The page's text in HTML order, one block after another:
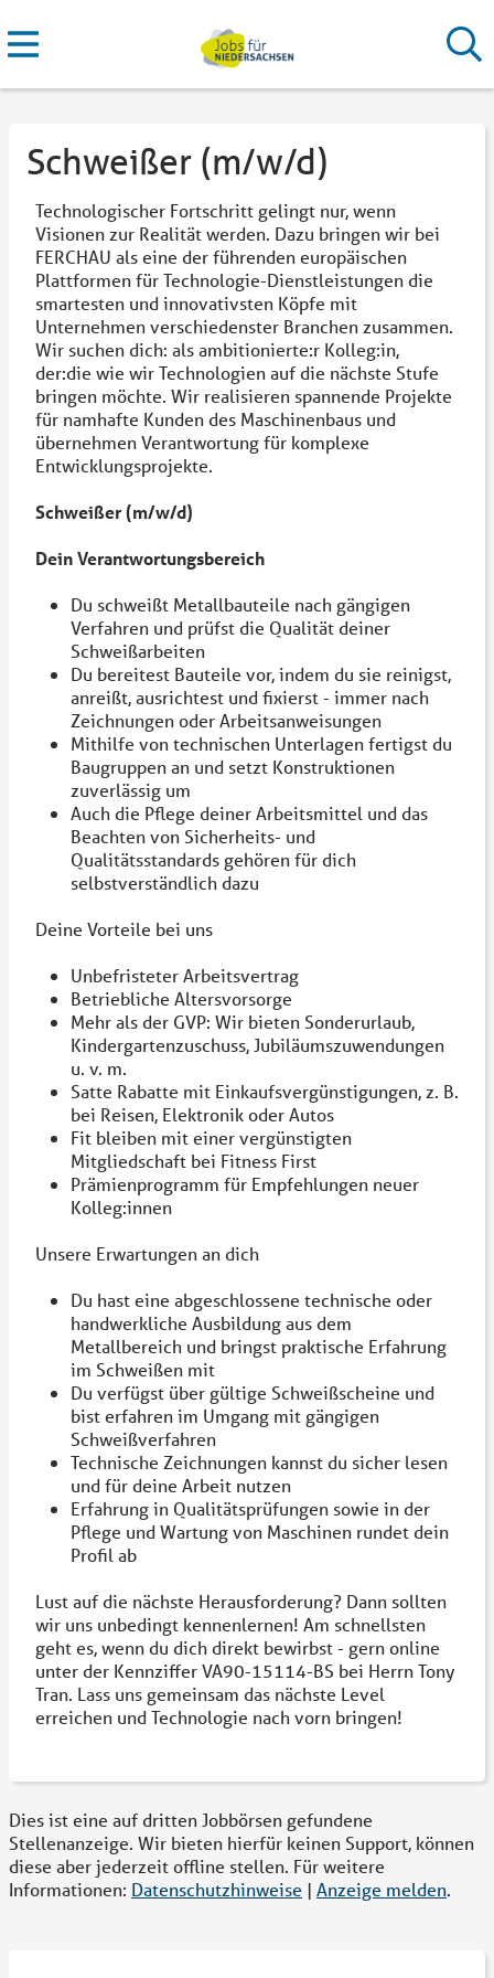
Schweißer (m/w/d)
Technologischer Fortschritt gelingt nur, wenn
Visionen zur Realität werden. Dazu bringen wir bei
FERCHAU als eine der führenden europäischen
Plattformen für Technologie-Dienstleistungen die
smartesten und innovativsten Köpfe mit
Unternehmen verschiedenster Branchen zusammen.
Wir suchen dich: als ambitionierte:r Kolleg:in,
der:die wie wir Technologien auf die nächste Stufe
bringen möchte. Wir realisieren spannende Projekte
für namhafte Kunden des Maschinenbaus und
übernehmen Verantwortung für komplexe
Entwicklungsprojekte.
Schweißer (m/w/d)
Dein Verantwortungsbereich
Du schweißt Metallbauteile nach gängigen
Verfahren und prüfst die Qualität deiner
Schweißarbeiten
Du bereitest Bauteile vor, indem du sie reinigst,
anreißt, ausrichtest und fixierst - immer nach
Zeichnungen oder Arbeitsanweisungen
Mithilfe von technischen Unterlagen fertigst du
Baugruppen an und setzt Konstruktionen
zuverlässig um
Auch die Pflege deiner Arbeitsmittel und das
Beachten von Sicherheits- und
Qualitätsstandards gehören für dich
selbstverständlich dazu
Deine Vorteile bei uns
Unbefristeter Arbeitsvertrag
Betriebliche Altersvorsorge
Mehr als der GVP: Wir bieten Sonderurlaub,
Kindergartenzuschuss, Jubiläumszuwendungen
u. v. m.
Satte Rabatte mit Einkaufsvergünstigungen, z. B.
bei Reisen, Elektronik oder Autos
Fit bleiben mit einer vergünstigten
Mitgliedschaft bei Fitness First
Prämienprogramm für Empfehlungen neuer
Kolleg:innen
Unsere Erwartungen an dich
Du hast eine abgeschlossene technische oder
handwerkliche Ausbildung aus dem
Metallbereich und bringst praktische Erfahrung
im Schweißen mit
Du verfügst über gültige Schweißscheine und
bist erfahren im Umgang mit gängigen
Schweißverfahren
Technische Zeichnungen kannst du sicher lesen
und für deine Arbeit nutzen
Erfahrung in Qualitätsprüfungen sowie in der
Pflege und Wartung von Maschinen rundet dein
Profil ab
Lust auf die nächste Herausforderung? Dann sollten
wir uns unbedingt kennenlernen! Am schnellsten
geht es, wenn du dich direkt bewirbst - gern online
unter der Kennziffer VA90-15114-BS bei Herrn Tony
Tran. Lass uns gemeinsam das nächste Level
erreichen und Technologie nach vorn bringen!
Dies ist eine auf dritten Jobbörsen gefundene
Stellenanzeige. Wir bieten hierfür keinen Support, können
diese aber jederzeit offline stellen. Für weitere
Informationen: Datenschutzhinweise | Anzeige melden.